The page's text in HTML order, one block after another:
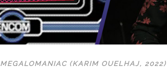
MEGALOMANIAC (KARIM OUELHAJ, 2022)